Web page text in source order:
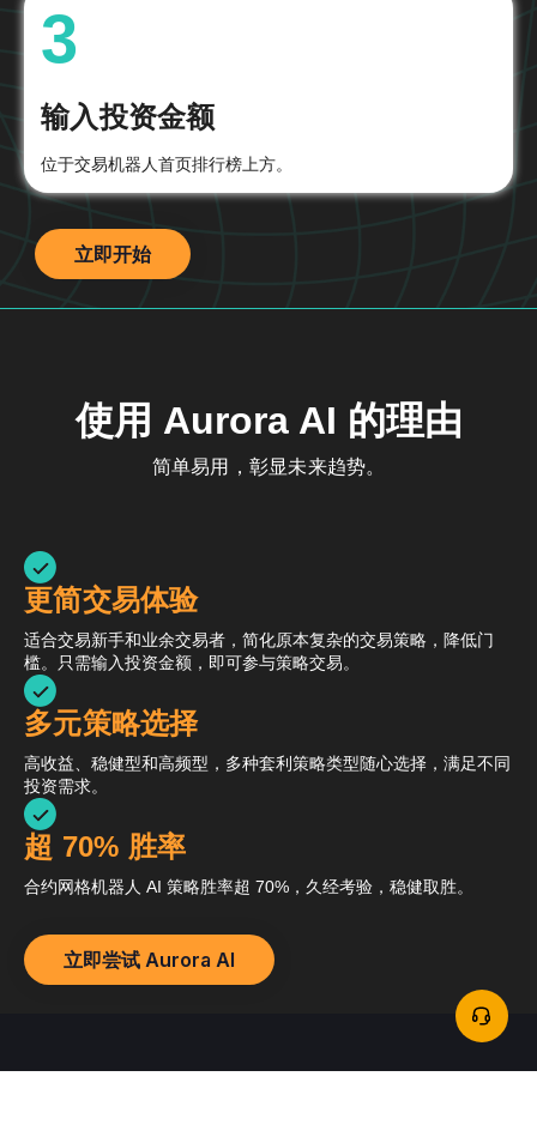
3
输入投资金额
位于交易机器人首页排行榜上方。
立即开始
使用 Aurora AI 的理由
简单易用，彰显未来趋势。
更简交易体验
适合交易新手和业余交易者，简化原本复杂的交易策略，降低门
槛。只需输入投资金额，即可参与策略交易。
多元策略选择
高收益、稳健型和高频型，多种套利策略类型随心选择，满足不同
投资需求。
超 70% 胜率
合约网格机器人 AI 策略胜率超 70%，久经考验，稳健取胜。
立即尝试 Aurora AI